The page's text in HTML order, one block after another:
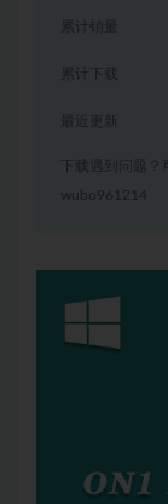
累计销量
累计下载
下载遇到问题
wubo961214